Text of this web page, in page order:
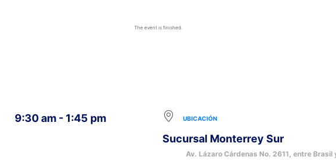
The event is finished.
9:30 am - 1:45 pm UBICACIÓN
Sucursal Monterrey Sur
Av. Lázaro Cárdenas No. 2611, entre Brasil